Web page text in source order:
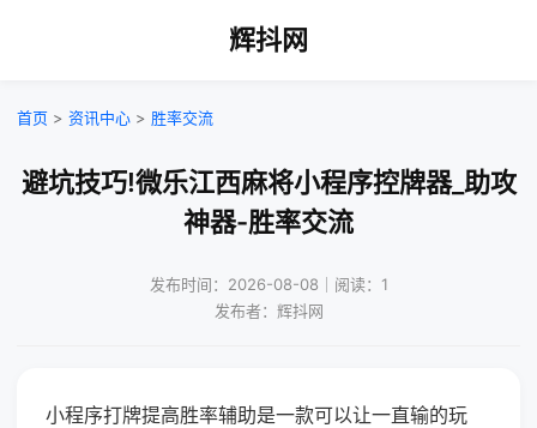
辉抖网
首页 > 资讯中心 > 胜率交流
避坑技巧!微乐江西麻将小程序控牌器_助攻
神器-胜率交流
发布时间：2026-08-08｜阅读：1
发布者：辉抖网
小程序打牌提高胜率辅助是一款可以让一直输的玩